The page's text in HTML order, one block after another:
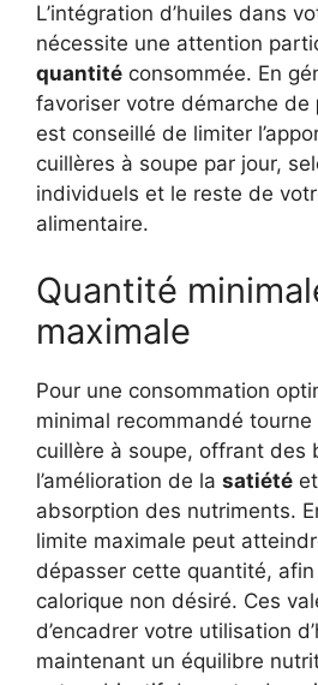
L’intégration d’huiles dans
nécessite une attention
quantité consommée. En
favoriser votre démarche de
est conseillé de limiter
cuillères à soupe par jour,
individuels et le reste de
alimentaire.
Quantité
maximale
Pour une consommation
minimal recommandé tourne
cuillère à soupe, offrant des
l’amélioration de la satiété
absorption des nutriments.
limite maximale peut
dépasser cette quantité, afin
calorique non désiré. Ces
d’encadrer votre utilisation
maintenant un équilibre